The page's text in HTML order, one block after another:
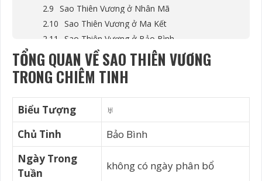
Sao Thiên Vương ở Nhân Mã
Sao Thiên Vương ở Ma Kết
Sao Thiên Vương ở Bảo Bình
Sao Thiên Vương ở Song Ngư
Sao Thiên Vương trong từng nhà
Sao Thiên Vương trong Nhà 1
Sao Thiên Vương trong Nhà 2
Sao Thiên Vương trong Nhà 3
Sao Thiên Vương trong Nhà 4
Sao Thiên Vương trong Nhà 5
Sao Thiên Vương trong Nhà 6
TỔNG QUAN VỀ SAO THIÊN VƯƠNG
TRONG CHIÊM TINH
Biểu Tượng
♅
Chủ Tinh
Bảo Bình
Ngày Trong
Tuần
không có ngày phân bổ